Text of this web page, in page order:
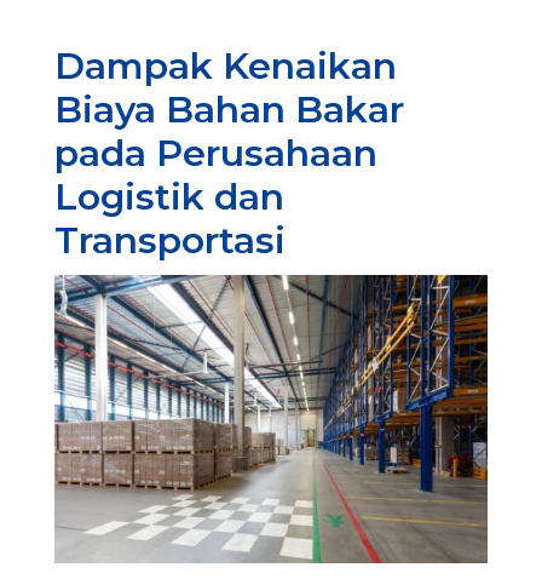
Dampak Kenaikan
Biaya Bahan Bakar
pada Perusahaan
Logistik dan
Transportasi